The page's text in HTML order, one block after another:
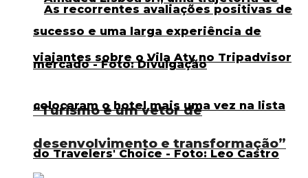
“Turismo é um vetor de
desenvolvimento e transformação”